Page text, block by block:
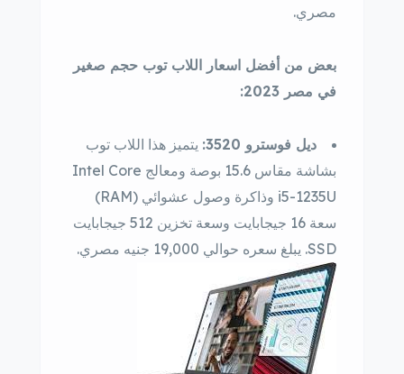
مصري.
بعض من أفضل اسعار اللاب توب حجم صغير
في مصر 2023:
ديل فوسترو 3520:
يتميز هذا اللاب توب
بشاشة مقاس 15.6 بوصة ومعالج Intel Core
i5-1235U وذاكرة وصول عشوائي (RAM)
سعة 16 جيجابايت وسعة تخزين 512 جيجابايت
SSD. يبلغ سعره حوالي 19,000 جنيه مصري.